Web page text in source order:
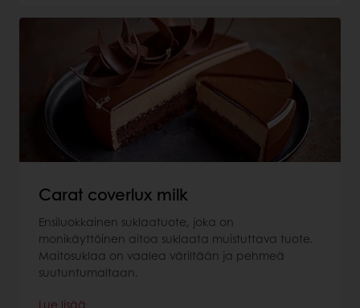
Carat coverlux milk
Ensiluokkainen suklaatuote, joka on
monikäyttöinen aitoa suklaata muistuttava tuote.
Maitosuklaa on vaalea väriltään ja pehmeä
suutuntumaltaan.
Lue lisää